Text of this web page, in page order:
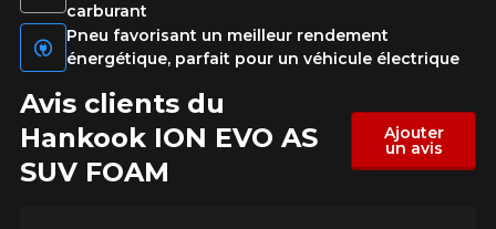
carburant
Pneu favorisant un meilleur rendement
énergétique, parfait pour un véhicule électrique
Avis clients du
Hankook ION EVO AS
SUV FOAM
Ajouter
un avis
Modèle
Option